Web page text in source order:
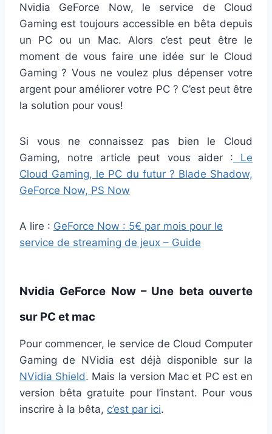
Nvidia GeForce Now, le service de Cloud
Gaming est toujours accessible en bêta depuis
un PC ou un Mac. Alors c’est peut être le
moment de vous faire une idée sur le Cloud
Gaming ? Vous ne voulez plus dépenser votre
argent pour améliorer votre PC ? C’est peut être
la solution pour vous!
Si vous ne connaissez pas bien le Cloud
Gaming, notre article peut vous aider : Le
Cloud Gaming, le PC du futur ? Blade Shadow,
GeForce Now, PS Now
A lire : GeForce Now : 5€ par mois pour le
service de streaming de jeux – Guide
Nvidia GeForce Now – Une beta ouverte
sur PC et mac
Pour commencer, le service de Cloud Computer
Gaming de NVidia est déjà disponible sur la
NVidia Shield. Mais la version Mac et PC est en
version bêta gratuite pour l’instant. Pour vous
inscrire à la bêta, c’est par ici.